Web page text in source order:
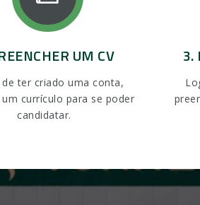
UM CV
de ter criado uma conta,
currículo para se poder
candidatar.
3.